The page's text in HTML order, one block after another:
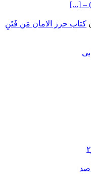
– [...]
کتاب حرز الامان مَن فَتَنِ